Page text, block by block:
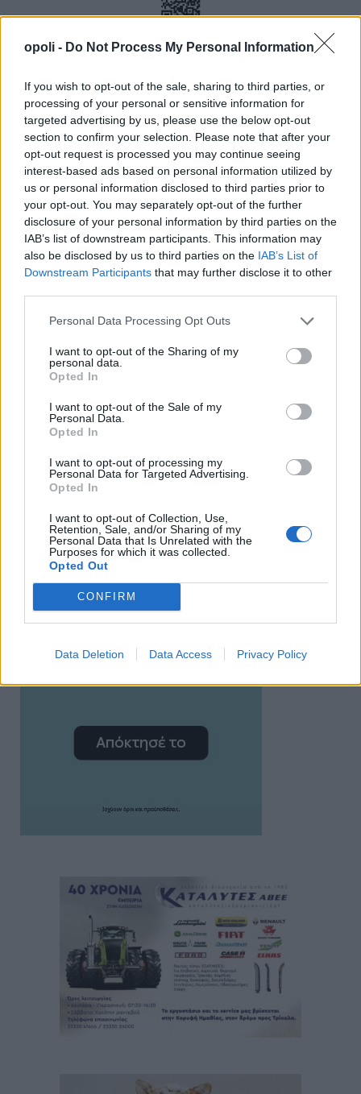
opoli - Do Not Process My Personal Information
If you wish to opt-out of the sale, sharing to third parties, or
processing of your personal or sensitive information for
targeted advertising by us, please use the below opt-out
section to confirm your selection. Please note that after your
opt-out request is processed you may continue seeing
interest-based ads based on personal information utilized by
us or personal information disclosed to third parties prior to
your opt-out. You may separately opt-out of the further
disclosure of your personal information by third parties on the
IAB’s list of downstream participants. This information may
also be disclosed by us to third parties on the IAB’s List of
Downstream Participants that may further disclose it to other
Personal Data Processing Opt Outs
I want to opt-out of the Sharing of my
personal data.
Opted In
I want to opt-out of the Sale of my
Personal Data.
Opted In
I want to opt-out of processing my
Personal Data for Targeted Advertising.
Opted In
I want to opt-out of Collection, Use,
Retention, Sale, and/or Sharing of my
Personal Data that Is Unrelated with the
Purposes for which it was collected.
Opted Out
CONFIRM
Data Deletion Data Access Privacy Policy